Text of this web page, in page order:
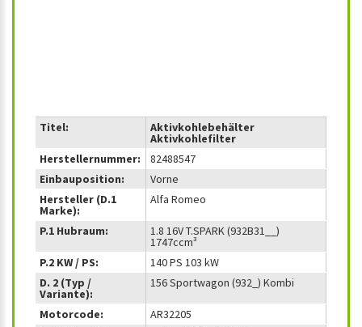
Titel: Aktivkohlebehälter
Aktivkohlefilter
Herstellernummer:
82488547
Einbauposition:
Vorne
Hersteller (D.1
Marke):
Alfa Romeo
P.1 Hubraum: 1.8 16V T.SPARK (932B31__)
1747ccm³
P.2 KW / PS:
140 PS 103 kW
D. 2 (Typ /
Variante):
156 Sportwagon (932_) Kombi
Motorcode:
AR32205